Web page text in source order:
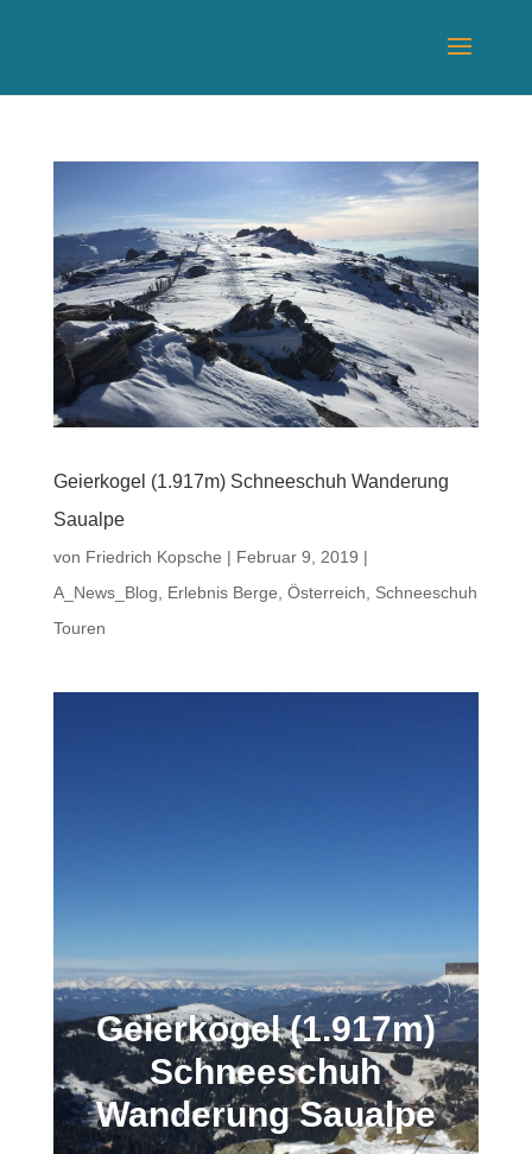
Geierkogel (1.917m) Schneeschuh Wanderung
Saualpe
von Friedrich Kopsche | Februar 9, 2019 |
A_News_Blog
Erlebnis Berge Österreich
Schneeschuh
Touren
Geierkogel (1.917m)
Schneeschuh
Wanderung Saualpe